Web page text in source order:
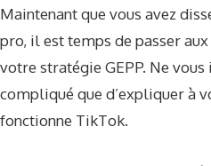
Maintenant que vous avez
pro, il est temps de passer
votre stratégie GEPP. Ne vous
compliqué que d’expliquer à
fonctionne TikTok.